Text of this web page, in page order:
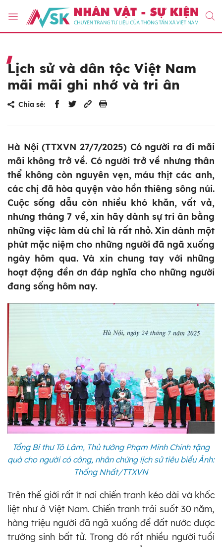
Lịch sử và dân tộc Việt Nam
mãi mãi ghi nhớ và tri ân
Chia sẻ:
Hà Nội (TTXVN 27/7/2025) Có người ra đi mãi
mãi không trở về. Có người trở về nhưng thân
thể không còn nguyên vẹn, máu thịt các anh,
các chị đã hòa quyện vào hồn thiêng sông núi.
Cuộc sống dẫu còn nhiều khó khăn, vất vả,
nhưng tháng 7 về, xin hãy dành sự tri ân bằng
những việc làm dù chỉ là rất nhỏ. Xin dành một
phút mặc niệm cho những người đã ngã xuống
ngày hôm qua. Và xin chung tay với những
hoạt động đền ơn đáp nghĩa cho những người
đang sống hôm nay.
Tổng Bí thư Tô Lâm, Thủ tướng Phạm Minh Chính tặng
quà cho người có công, nhân chứng lịch sử tiêu biểu Ảnh:
Thống Nhất/TTXVN
Trên thế giới rất ít nơi chiến tranh kéo dài và khốc
liệt như ở Việt Nam. Chiến tranh trải suốt 30 năm,
hàng triệu người đã ngã xuống để đất nước được
trường sinh bất tử. Trong đó rất nhiều người tuổi